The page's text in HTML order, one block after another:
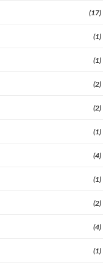
(17)
(1)
(1)
(2)
(2)
(1)
(4)
(1)
(2)
(4)
(1)